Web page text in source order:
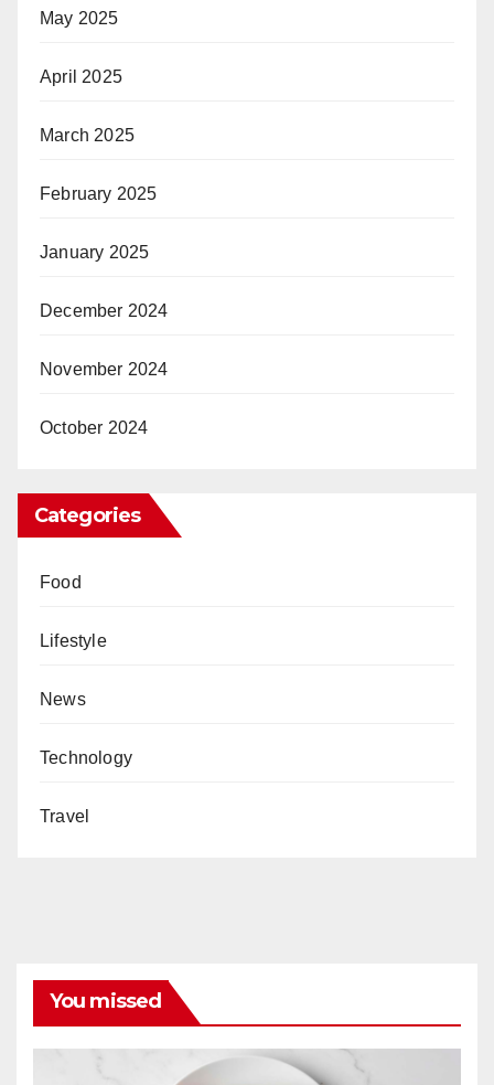
May 2025
April 2025
March 2025
February 2025
January 2025
December 2024
November 2024
October 2024
Categories
Food
Lifestyle
News
Technology
Travel
You missed